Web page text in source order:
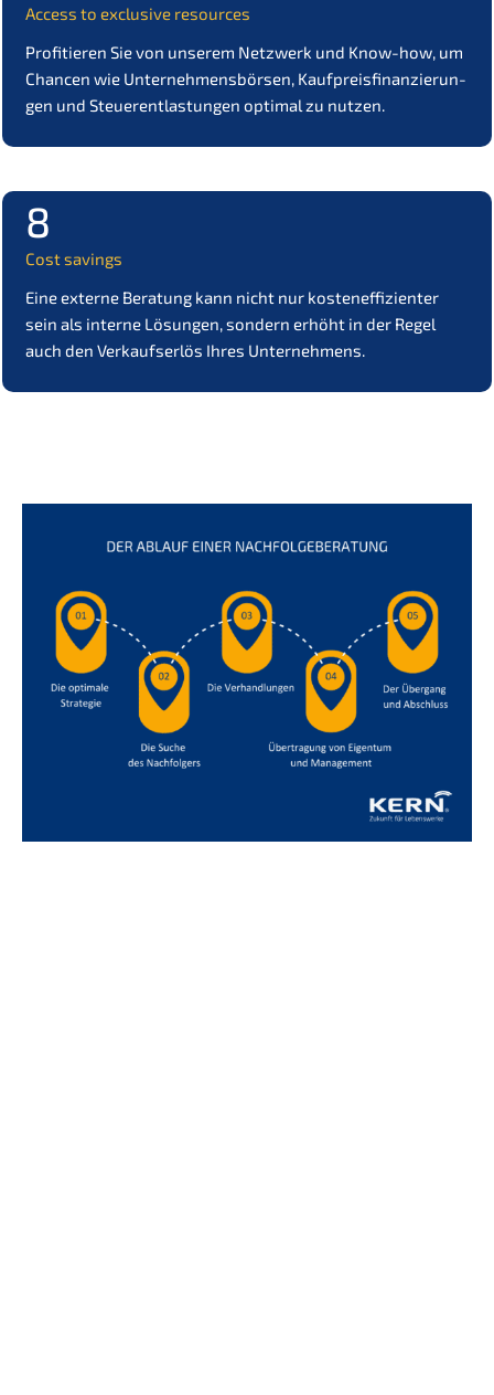
Access to exclu­si­ve resources
Profi­tie­ren Sie von unserem Netzwerk und Know-how, um
Chancen wie Unter­neh­mens­bör­sen, Kaufpreis­fi­nan­zie­run­
gen und Steuer­ent­las­tun­gen optimal zu nutzen.
8
Cost savings
Eine exter­ne Beratung kann nicht nur kosten­ef­fi­zi­en­ter
sein als inter­ne Lösun­gen, sondern erhöht in der Regel
auch den Verkaufs­er­lös Ihres Unternehmens.